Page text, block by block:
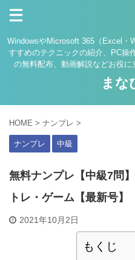
WindowsやMicrosoft 365（Excel・
すすめのテクニックの紹介、PC操
の無料配布、動画解説などお役に
まな
HOME > ナンプレ >
ナンプレ 中級
無料ナンプレ【中級7問
トレ・ゲーム【最新号】
2021年10月2日
もくじ